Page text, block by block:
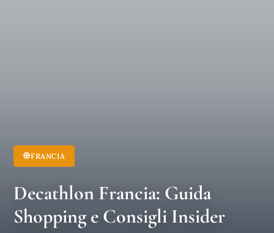
FRANCIA
Decathlon Francia: Guida
Shopping e Consigli Insider